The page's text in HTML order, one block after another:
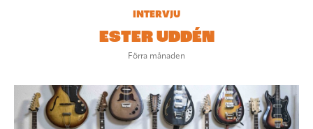
INTERVJU
ESTER UDDÉN
Förra månaden